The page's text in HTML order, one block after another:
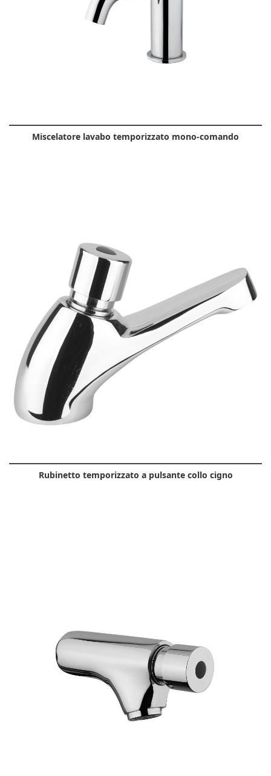
Miscelatore lavabo temporizzato mono-comando
Rubinetto temporizzato a pulsante collo cigno